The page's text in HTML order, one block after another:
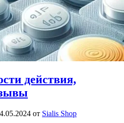
действия,
от Sialis Shop